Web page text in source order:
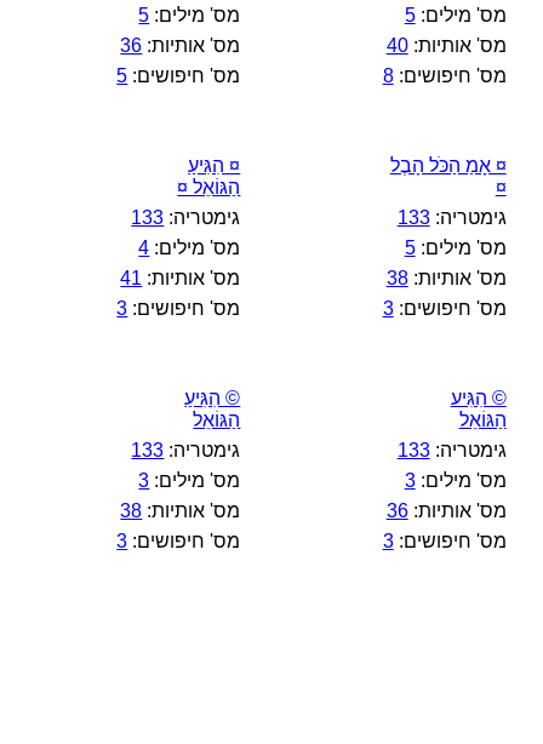
מס' מילים:5
מס' אותיות:40
מס' חיפושים:8
מס' מילים: 5
מס' אותיות: 36
מס' חיפושים: 5
¤ אָמַ הַכֹּל הָבֶל
¤
גימטריה:133
מס' מילים:5
מס' אותיות:38
מס' חיפושים:3
¤ הִגִּיעַ
הַגּוֹאֵל ¤
גימטריה: 133
מס' מילים: 4
מס' אותיות: 41
מס' חיפושים: 3
© הִגִּיע
הַגּוֹאֵל
גימטריה:133
מס' מילים:3
מס' אותיות:36
מס' חיפושים:3
© הִגִּיעַ
הַגּוֹאֵל
גימטריה: 133
מס' מילים: 3
מס' אותיות: 38
מס' חיפושים: 3